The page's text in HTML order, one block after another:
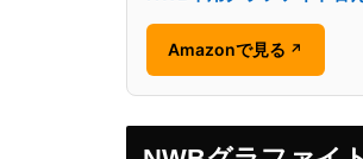
Amazonで見る ↗